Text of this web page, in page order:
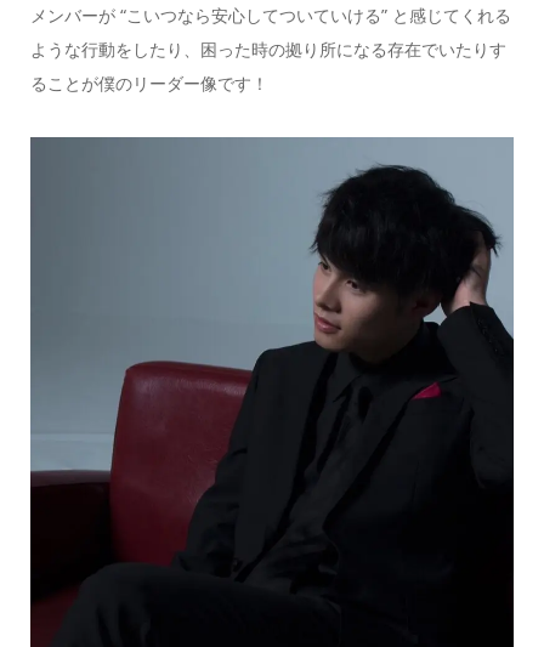
メンバーが “こいつなら安心してついていける” と感じてくれる
ような行動をしたり、困った時の拠り所になる存在でいたりす
ることが僕のリーダー像です！